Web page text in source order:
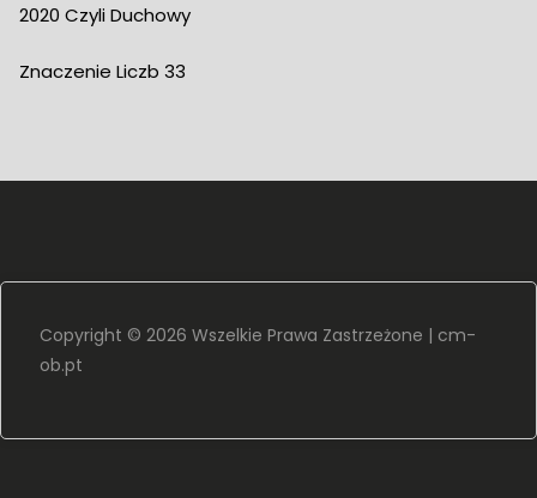
2020 Czyli Duchowy
Znaczenie Liczb 33
Copyright © 2026 Wszelkie Prawa Zastrzeżone | cm-
ob.pt